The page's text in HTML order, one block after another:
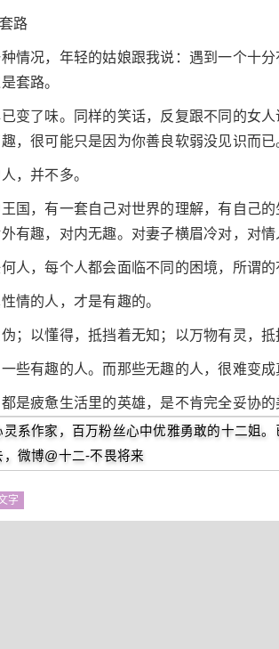
路
情况，年轻的姑娘跟我说：遇到一个十
套路。
变了味。同样的笑话，反复跟不同的女
，很可能只是因为你善良软弱没见识而已
，并不多。
国，有一套自己对世界的理解，有自己
有趣，对内无趣。对妻子横眉冷对，对
人，每个人都会面临不同的困境，所谓
情的人，才是有趣的。
；以懂得，抵挡着无知；以万物有灵，抵
些有趣的人。而那些无趣的人，很难变成
是疲惫生活里的英雄，是不肯完全妥协的
系作家，百万粉丝心中优雅勇敢的十二姐
微博@十二-不畏将来
字